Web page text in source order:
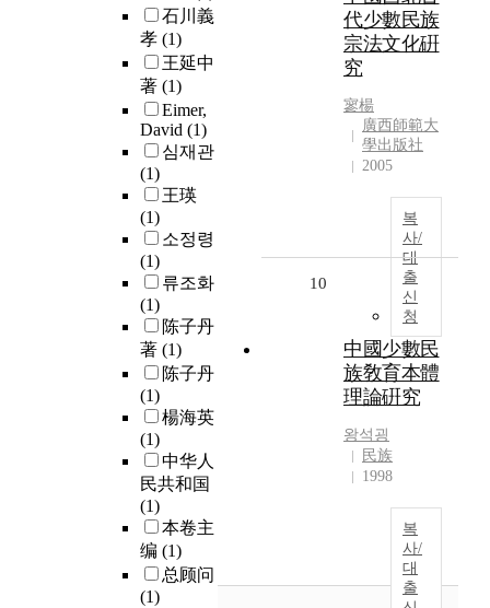
石川義
孝 (1)
王延中
著 (1)
Eimer,
David (1)
심재관
(1)
王瑛
(1)
소정령
(1)
류조화
(1)
陈子丹
著 (1)
陈子丹
(1)
楊海英
(1)
中华人
民共和国
(1)
本卷主
编 (1)
总顾问
(1)
代少數民族
宗法文化硏
究
寥楊
廣西師範大
學出版社
2005
복
사/
대
출
신
청
10
中國少數民
族敎育本體
理論硏究
왕석굉
民族
1998
복
사/
대
출